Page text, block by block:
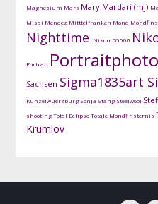
Magnesium Mars Mary Mardari (mj)
Missi Mendez Mitttelfranken Mond
Nighttime Nikon D5500
Portrait
Sachsen Sigma1835art
Künzelwuerzburg Sonja Stang Steelwool
shootingTotal EclipseTotale Mondfinsternis
Krumlov